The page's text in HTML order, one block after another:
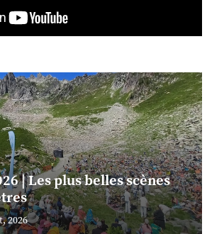
| Les plus belles scènes
2026